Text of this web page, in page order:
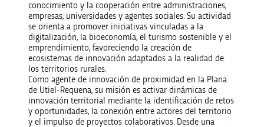
conocimiento y la cooperación entre administraciones,
empresas, universidades y agentes sociales. Su actividad
se orienta a promover iniciativas vinculadas a la
digitalización, la bioeconomía, el turismo sostenible y el
emprendimiento, favoreciendo la creación de
ecosistemas de innovación adaptados a la realidad de
los territorios rurales.
Como agente de innovación de proximidad en la Plana
de Utiel-Requena, su misión es activar dinámicas de
innovación territorial mediante la identificación de retos
y oportunidades, la conexión entre actores del territorio
y el impulso de proyectos colaborativos. Desde una